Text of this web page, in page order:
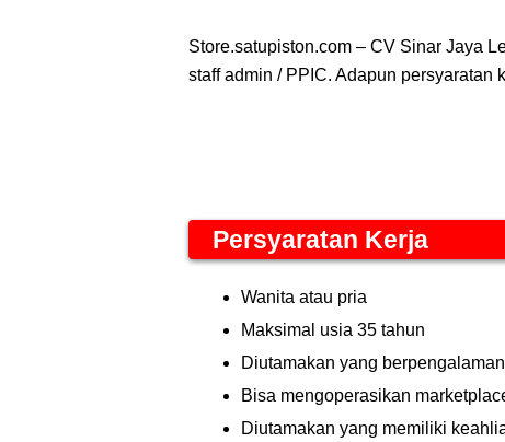
Store.satupiston.com – CV Sinar Jaya
staff admin / PPIC. Adapun
Persyaratan Kerja
Wanita atau pria
Maksimal usia 35 tahun
Diutamakan yang
Bisa mengoperasikan
Diutamakan yang memiliki